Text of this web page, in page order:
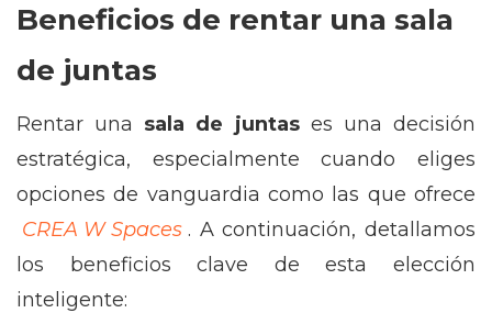
Beneficios de rentar una sala
de juntas
Rentar una sala de juntases una decisión
estratégica, especialmente cuando eliges
opciones de vanguardia como las que ofrece
CREA W Spaces . A continuación, detallamos
los beneficios clave de esta elección
inteligente: